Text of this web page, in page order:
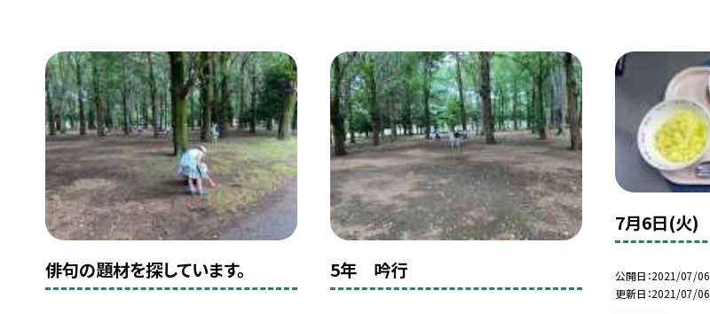
俳句の題材を探しています。 5年 吟行
7月6日(火)
公開日 2021/07/06
更新日 2021/07/06